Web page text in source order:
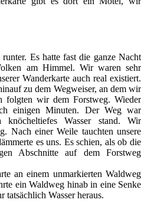
Es hatte fast die ganze Nacht
am Himmel. Wir waren sehr
Wanderkarte auch real existiert.
zu dem Wegweiser, an dem wir
folgten wir dem Forstweg. Wieder
einigen Minuten. Der Weg war
knöcheltiefes Wasser stand. Wir
Nach einer Weile tauchten unsere
es uns. Es schien, als ob die
Abschnitte auf dem Forstweg
an einem unmarkierten Waldweg
ein Waldweg hinab in eine Senke
tatsächlich Wasser heraus.